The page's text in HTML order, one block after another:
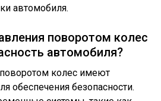
автомобиля.
поворотом колес
автомобиля?
колес имеют
обеспечения безопасности.